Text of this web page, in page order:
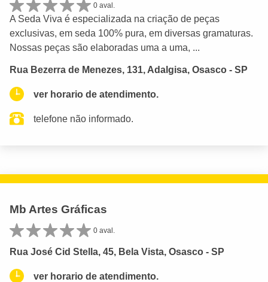
0 aval.
A Seda Viva é especializada na criação de peças
exclusivas, em seda 100% pura, em diversas gramaturas.
Nossas peças são elaboradas uma a uma, ...
Rua Bezerra de Menezes, 131, Adalgisa, Osasco - SP
ver horario de atendimento.
telefone não informado.
Mb Artes Gráficas
0 aval.
Rua José Cid Stella, 45, Bela Vista, Osasco - SP
ver horario de atendimento.